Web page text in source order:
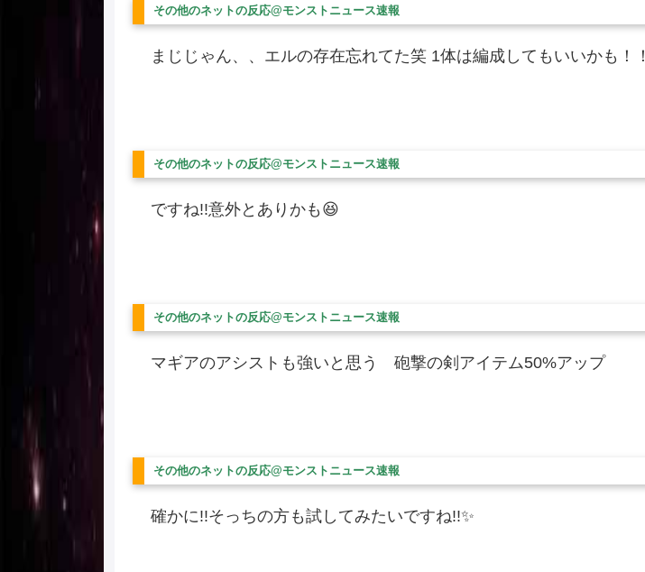
その他のネットの反応@モンストニュース速報
まじじゃん、、エルの存在忘れてた笑 1体は編成してもいいかも！！
その他のネットの反応@モンストニュース速報
ですね!!意外とありかも😆
その他のネットの反応@モンストニュース速報
マギアのアシストも強いと思う 砲撃の剣アイテム50%アップ
その他のネットの反応@モンストニュース速報
確かに!!そっちの方も試してみたいですね!!✨